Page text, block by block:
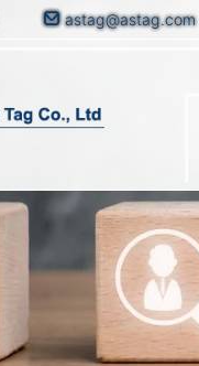
astag@astag.com